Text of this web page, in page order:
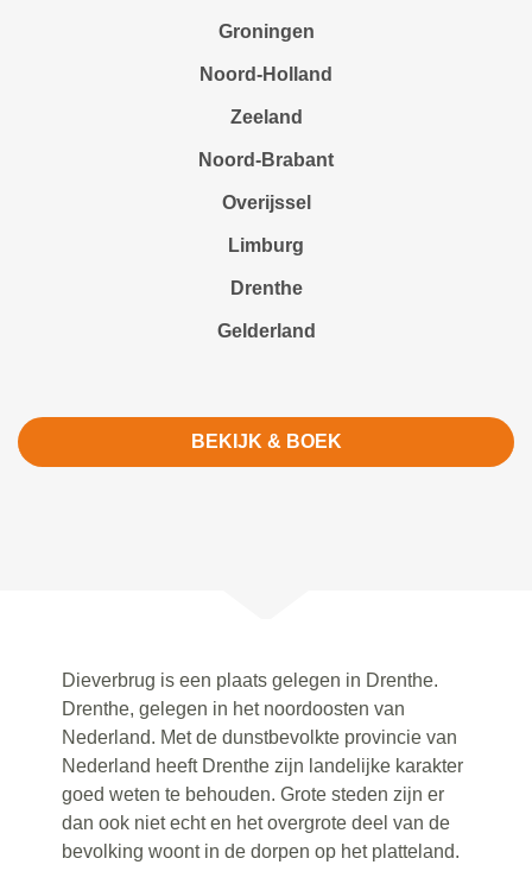
Groningen
Noord-Holland
Zeeland
Noord-Brabant
Overijssel
Limburg
Drenthe
Gelderland
BEKIJK & BOEK
Dieverbrug is een plaats gelegen in Drenthe.
Drenthe, gelegen in het noordoosten van
Nederland. Met de dunstbevolkte provincie van
Nederland heeft Drenthe zijn landelijke karakter
goed weten te behouden. Grote steden zijn er
dan ook niet echt en het overgrote deel van de
bevolking woont in de dorpen op het platteland.